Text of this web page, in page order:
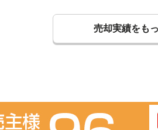
売却実績をも